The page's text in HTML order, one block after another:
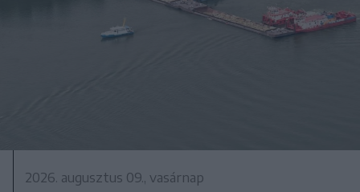
2026. augusztus 09., vasárnap